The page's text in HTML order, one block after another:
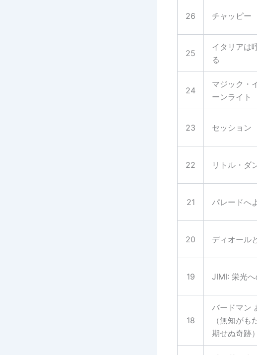
26 チャッピー
25
イタリアは
る
24
マジック・
ーンライト
23 セッション
22 リトル・ダ
21 パレードへ
20 ディオール
19 JIMI: 栄光
18
バードマン
（無知がも
期せぬ奇跡）